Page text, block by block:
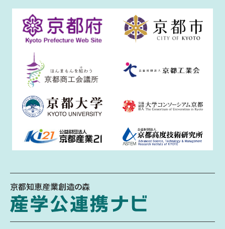
京都知恵産業創造の森